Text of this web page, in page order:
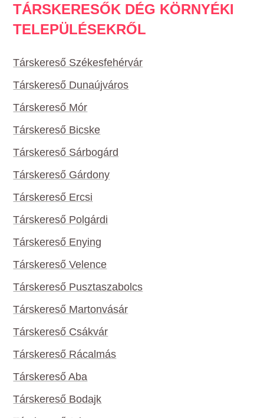
TÁRSKERESŐK DÉG KÖRNYÉKI
TELEPÜLÉSEKRŐL
Társkereső Székesfehérvár
Társkereső Dunaújváros
Társkereső Mór
Társkereső Bicske
Társkereső Sárbogárd
Társkereső Gárdony
Társkereső Ercsi
Társkereső Polgárdi
Társkereső Enying
Társkereső Velence
Társkereső Pusztaszabolcs
Társkereső Martonvásár
Társkereső Csákvár
Társkereső Rácalmás
Társkereső Aba
Társkereső Bodajk